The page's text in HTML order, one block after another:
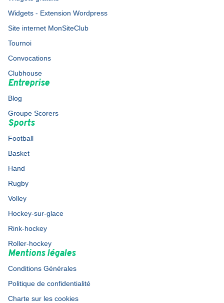
Widgets - Extension Wordpress
Site internet MonSiteClub
Tournoi
Convocations
Clubhouse
Entreprise
Blog
Groupe Scorers
Sports
Football
Basket
Hand
Rugby
Volley
Hockey-sur-glace
Rink-hockey
Roller-hockey
Mentions légales
Conditions Générales
Politique de confidentialité
Charte sur les cookies